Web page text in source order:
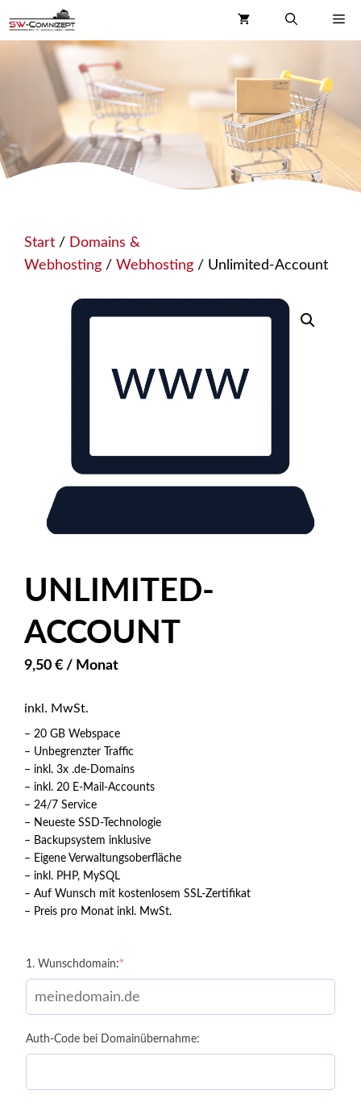
Inhalt
springen
Start / Domains &
Webhosting / Webhosting / Unlimited-Account
UNLIMITED-
ACCOUNT
9,50 € / Monat
inkl. MwSt.
– 20 GB Webspace
– Unbegrenzter Traffic
– inkl. 3x .de-Domains
– inkl. 20 E-Mail-Accounts
– 24/7 Service
– Neueste SSD-Technologie
– Backupsystem inklusive
– Eigene Verwaltungsoberfläche
– inkl. PHP, MySQL
– Auf Wunsch mit kostenlosem SSL-Zertifikat
– Preis pro Monat inkl. MwSt.
1. Wunschdomain:*
Auth-Code bei Domainübernahme: